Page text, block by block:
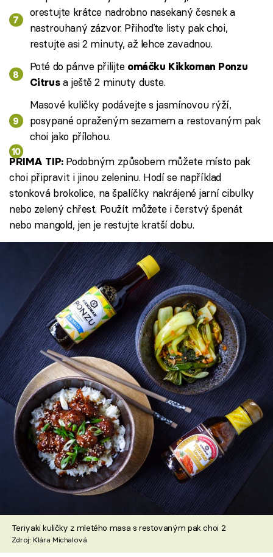
orestujte krátce nadrobno nasekaný česnek a
nastrouhaný zázvor. Přihoďte listy pak choi,
restujte asi 2 minuty, až lehce zavadnou.
Poté do pánve přilijte omáčku Kikkoman Ponzu
Citrusa ještě 2 minuty duste.
Masové kuličky podávejte s jasmínovou rýží,
posypané opraženým sezamem a restovaným pak
choi jako přílohou.
PRIMA TIP:Podobným způsobem můžete místo pak
choi připravit i jinou zeleninu. Hodí se například
stonková brokolice, na špalíčky nakrájené jarní cibulky
nebo zelený chřest. Použít můžete i čerstvý špenát
nebo mangold, jen je restujte kratší dobu.
Teriyaki kuličky z mletého masa s restovaným pak choi 2
Zdroj: Klára Michalová